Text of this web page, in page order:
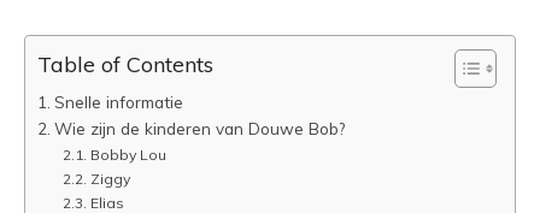
Table of Contents
Snelle informatie
Wie zijn de kinderen van Douwe Bob?
Bobby Lou
Ziggy
Elias